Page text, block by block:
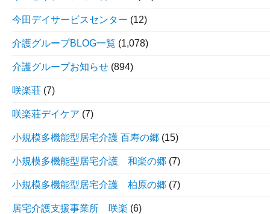
今田デイサービスセンター (12)
介護グループBLOG一覧 (1,078)
介護グループお知らせ (894)
咲楽荘 (7)
咲楽荘デイケア (7)
小規模多機能型居宅介護 百寿の郷 (15)
小規模多機能型居宅介護 和楽の郷 (7)
小規模多機能型居宅介護 柏原の郷 (7)
居宅介護支援事業所 咲楽 (6)